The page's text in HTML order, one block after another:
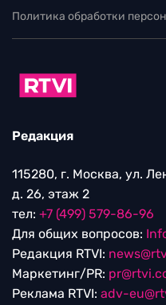
Политика обработки
Редакция
115280, г. Москва, ул.
д. 26, этаж 2
тел: +7 (499) 579-86-96
Для общих вопросов:
Редакция RTVI:
Маркетинг/PR:
Реклама RTVI: adv-